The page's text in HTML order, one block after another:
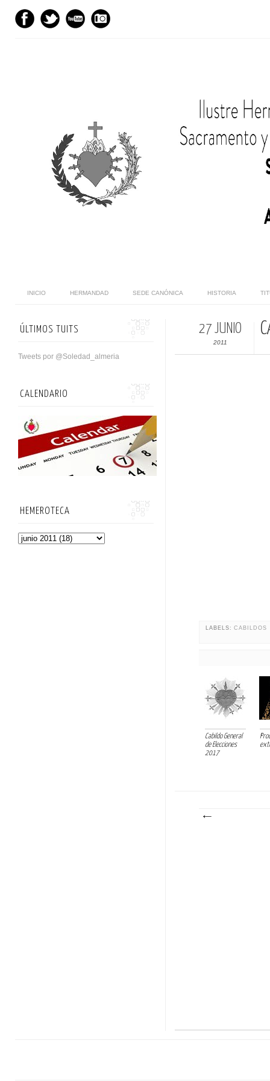
INICIO HERMANDAD SEDE CANÓNICA HISTORIA
27 JUNIO
2011
LABELS:CABILDOS
Cabildo General
de Elecciones
2017
ÚLTIMOS TUITS
Tweets por @Soledad_almeria
CALENDARIO
HEMEROTECA